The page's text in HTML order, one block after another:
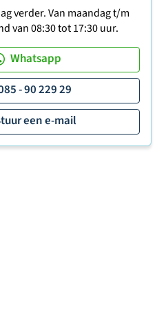
verder. Van maandag t/m
van 08:30 tot 17:30 uur.
Whatsapp
- 90 229 29
een e-mail